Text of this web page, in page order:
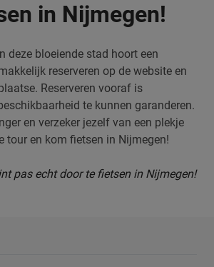
in Nijmegen!
deze bloeiende stad hoort een
reserveren op de website en
Reserveren vooraf is
te kunnen garanderen.
en verzeker jezelf van een plekje
tour en kom fietsen in Nijmegen!
pas echt door te fietsen in Nijmegen!